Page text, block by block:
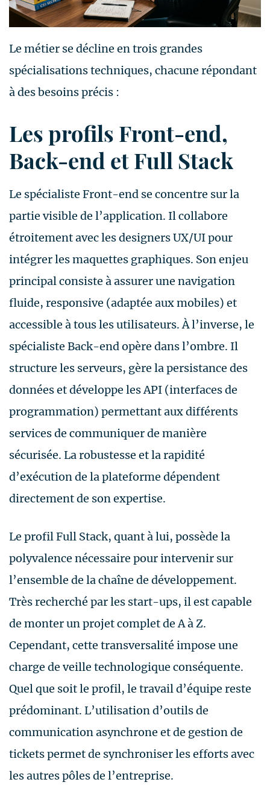
Le métier se décline en trois grandes
spécialisations techniques, chacune répondant
à des besoins précis :
Les profils Front-end,
Back-end et Full Stack
Le spécialiste Front-end se concentre sur la
partie visible de l’application. Il collabore
étroitement avec les designers UX/UI pour
intégrer les maquettes graphiques. Son enjeu
principal consiste à assurer une navigation
fluide, responsive (adaptée aux mobiles) et
accessible à tous les utilisateurs. À l’inverse, le
spécialiste Back-end opère dans l’ombre. Il
structure les serveurs, gère la persistance des
données et développe les API (interfaces de
programmation) permettant aux différents
services de communiquer de manière
sécurisée. La robustesse et la rapidité
d’exécution de la plateforme dépendent
directement de son expertise.
Le profil Full Stack, quant à lui, possède la
polyvalence nécessaire pour intervenir sur
l’ensemble de la chaîne de développement.
Très recherché par les start-ups, il est capable
de monter un projet complet de A à Z.
Cependant, cette transversalité impose une
charge de veille technologique conséquente.
Quel que soit le profil, le travail d’équipe reste
prédominant. L’utilisation d’outils de
communication asynchrone et de gestion de
tickets permet de synchroniser les efforts avec
les autres pôles de l’entreprise.